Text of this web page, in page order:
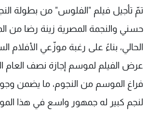
تمّ تأجيل فيلم "الفلوس" من بطولة
حسني والنجمة المصرية زينة رضا من
الحالي، بناءً على رغبة موزّعي الأفلام
عرض الفيلم لموسم إجازة نصف العام
فراغ الموسم من النجوم، ما يضمن
لنجم كبير له جمهور واسع في هذا
شاهد البرامج
الترددات
عن MTV
الإنـتـاج
لاعلاناتكم
وظائف
تواصل معنا
شروط الإسـتخدام
سياسة الخصوصية